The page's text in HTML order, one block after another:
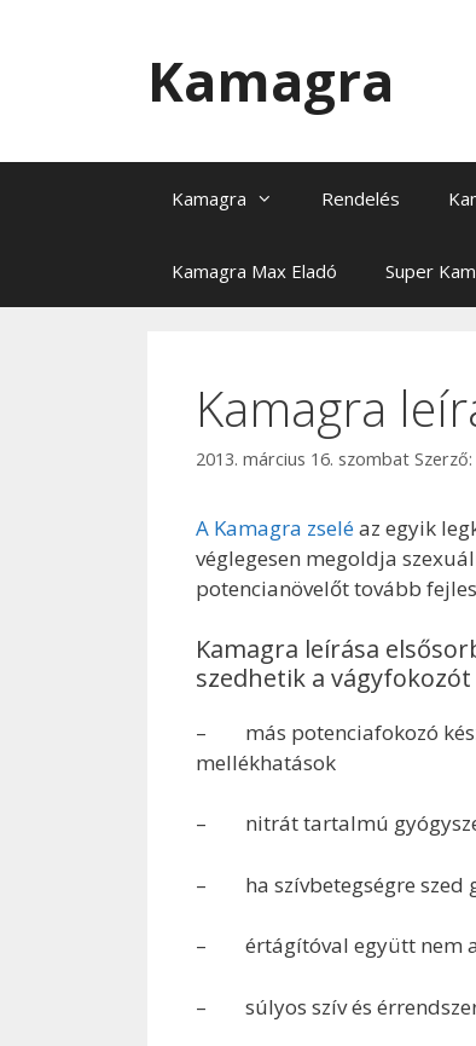
Kamagra
Kamagra Rendelés
Kamagra Max Eladó Super
Kamagra
2013. március 16. szombat Szerző:
A Kamagra zseléaz egyik
véglegesen megoldja
potencianövelőt tovább
Kamagra leírása
szedhetik a
– más potenciafokozó
mellékhatások
– nitrát tartalmú
– ha szívbetegségre szed
– értágítóval együtt nem
– súlyos szív és